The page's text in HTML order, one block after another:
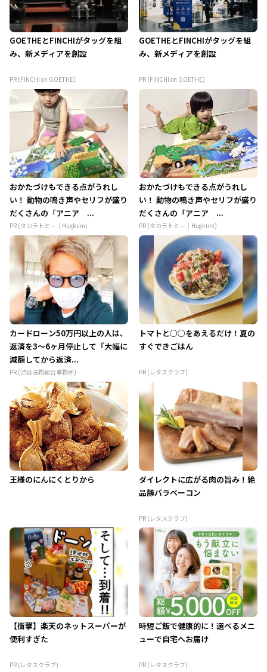
GOETHEとFINCHIがタッグを組
み、新メディアを創設
PR (FINCHI on GOETHE)
GOETHEとFINCHIがタッグを組
み、新メディアを創設
PR (FINCHI on GOETHE)
おかたづけもできる点がうれし
い！ 動物の鳴き声やセリフが盛り
だくさんの「アニア ...
PR (タカラトミー｜Hugkum)
おかたづけもできる点がうれし
い！ 動物の鳴き声やセリフが盛り
だくさんの「アニア ...
PR (タカラトミー｜Hugkum)
カードローン50万円以上の人は、
返済を3～6ヶ月停止して『大幅に
減額してから返済...
PR (渋谷法務総合事務所)
トマトと○○をあえるだけ！夏の
すぐできごはん
PR (レタスクラブ)
王様のにんにくとりから
ダイレクトに広がる肉の旨み！絶
品豚バラベーコン
PR (レタスクラブ)
【衝撃】楽天のネットスーパーが
便利すぎた
PR (レタスクラブ)
時短ご飯で健康的に！選べるメニ
ューで自宅へお届け
PR (レタスクラブ)